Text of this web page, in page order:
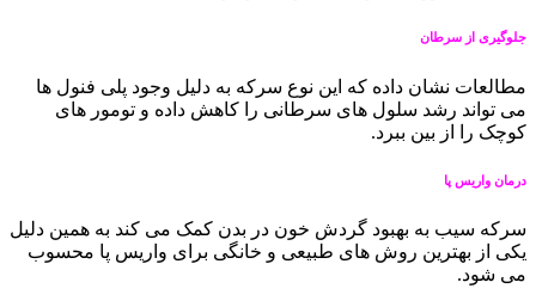
جلوگیری از سرطان
مطالعات نشان داده که این نوع سرکه به دلیل وجود پلی فنول ها
می تواند رشد سلول های سرطانی را کاهش داده و تومور های
کوچک را از بین ببرد.
درمان واریس پا
سرکه سیب به بهبود گردش خون در بدن کمک می کند به همین دلیل
یکی از بهترین روش های طبیعی و خانگی برای واریس پا محسوب
می شود.